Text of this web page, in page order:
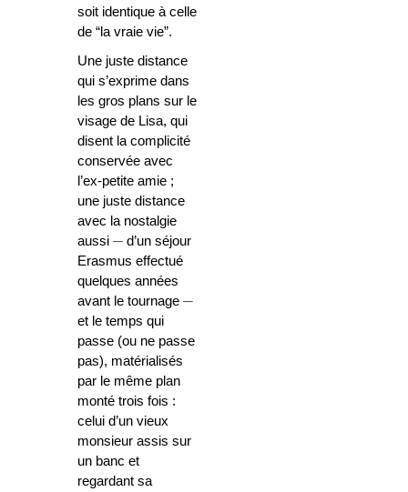
soit identique à celle
de “la vraie vie”.
Une juste distance
qui s’exprime dans
les gros plans sur le
visage de Lisa, qui
disent la complicité
conservée avec
l’ex-petite amie ;
une juste distance
avec la nostalgie
aussi ─ d’un séjour
Erasmus effectué
quelques années
avant le tournage ─
et le temps qui
passe (ou ne passe
pas), matérialisés
par le même plan
monté trois fois :
celui d’un vieux
monsieur assis sur
un banc et
regardant sa